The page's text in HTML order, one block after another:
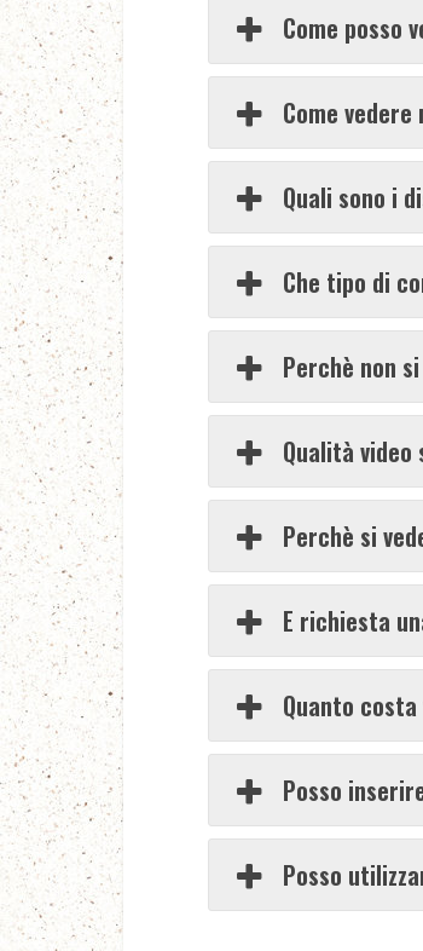
Come posso
Come
Quali sono i
Che tipo di
Perchè non
Qualità video
Perchè si
E richiesta
Quanto
Posso
Posso